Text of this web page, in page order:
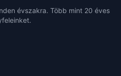
évszakra. Több mint 20 éves